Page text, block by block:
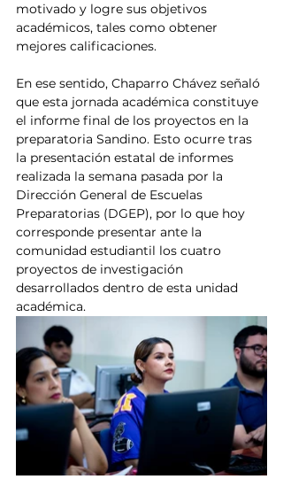
motivado y logre sus objetivos
académicos, tales como obtener
mejores calificaciones.
En ese sentido, Chaparro Chávez señaló
que esta jornada académica constituye
el informe final de los proyectos en la
preparatoria Sandino. Esto ocurre tras
la presentación estatal de informes
realizada la semana pasada por la
Dirección General de Escuelas
Preparatorias (DGEP), por lo que hoy
corresponde presentar ante la
comunidad estudiantil los cuatro
proyectos de investigación
desarrollados dentro de esta unidad
académica.